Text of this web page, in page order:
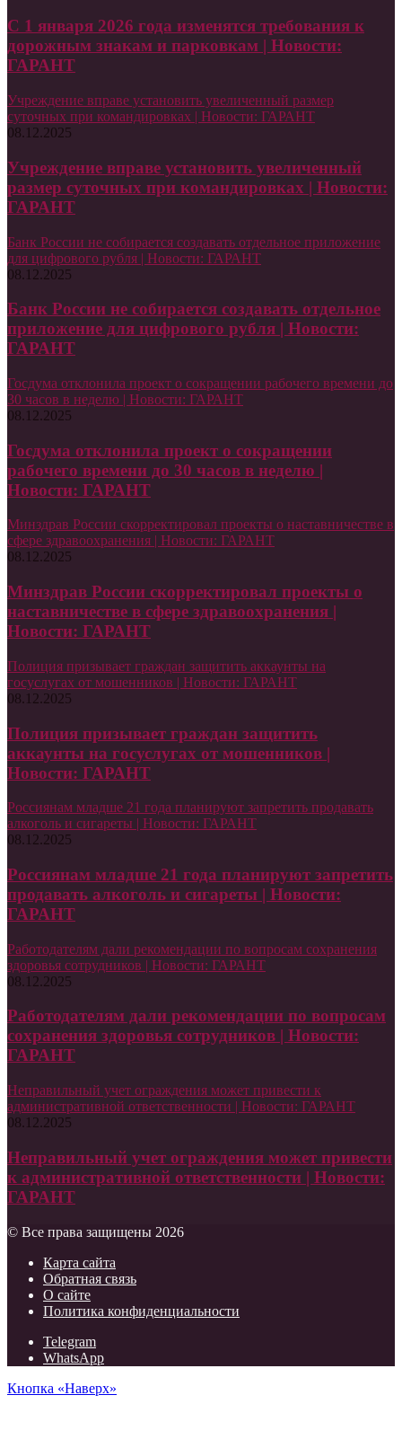
С 1 января 2026 года изменятся требования к
дорожным знакам и парковкам | Новости:
ГАРАНТ
Учреждение вправе установить увеличенный размер
суточных при командировках | Новости: ГАРАНТ
08.12.2025
Учреждение вправе установить увеличенный
размер суточных при командировках | Новости:
ГАРАНТ
Банк России не собирается создавать отдельное приложение
для цифрового рубля | Новости: ГАРАНТ
08.12.2025
Банк России не собирается создавать отдельное
приложение для цифрового рубля | Новости:
ГАРАНТ
Госдума отклонила проект о сокращении рабочего времени до
30 часов в неделю | Новости: ГАРАНТ
08.12.2025
Госдума отклонила проект о сокращении
рабочего времени до 30 часов в неделю |
Новости: ГАРАНТ
Минздрав России скорректировал проекты о наставничестве в
сфере здравоохранения | Новости: ГАРАНТ
08.12.2025
Минздрав России скорректировал проекты о
наставничестве в сфере здравоохранения |
Новости: ГАРАНТ
Полиция призывает граждан защитить аккаунты на
госуслугах от мошенников | Новости: ГАРАНТ
08.12.2025
Полиция призывает граждан защитить
аккаунты на госуслугах от мошенников |
Новости: ГАРАНТ
Россиянам младше 21 года планируют запретить продавать
алкоголь и сигареты | Новости: ГАРАНТ
08.12.2025
Россиянам младше 21 года планируют запретить
продавать алкоголь и сигареты | Новости:
ГАРАНТ
Работодателям дали рекомендации по вопросам сохранения
здоровья сотрудников | Новости: ГАРАНТ
08.12.2025
Работодателям дали рекомендации по вопросам
сохранения здоровья сотрудников | Новости:
ГАРАНТ
Неправильный учет ограждения может привести к
административной ответственности | Новости: ГАРАНТ
08.12.2025
Неправильный учет ограждения может привести
к административной ответственности | Новости:
ГАРАНТ
© Все права защищены 2026
Карта сайта
Обратная связь
О сайте
Политика конфиденциальности
Telegram
WhatsApp
Кнопка «Наверх»